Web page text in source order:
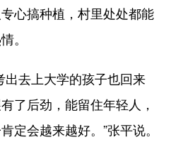
心搞种植，村里处处都能
。
去上大学的孩子也回来
了后劲，能留住年轻人，
定会越来越好。”张平说。